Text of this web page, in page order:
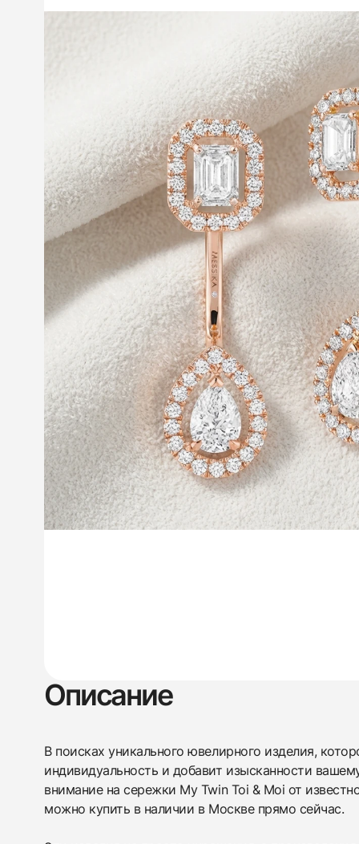
438
285
145
142
205
204
195
150
6
Описание
В поисках уникального ювелирного изделия,
индивидуальность и добавит изысканности
внимание на сережки My Twin Toi & Moi от
можно купить в наличии в Москве прямо сейчас.